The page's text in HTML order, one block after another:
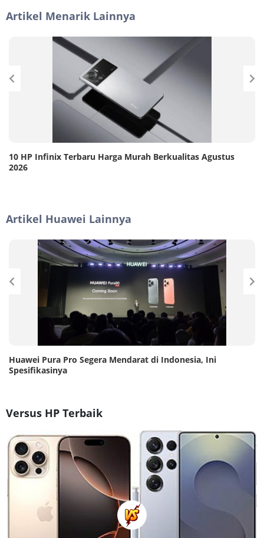
Artikel Menarik Lainnya
10 HP Infinix Terbaru Harga Murah Berkualitas Agustus
2026
Artikel Huawei Lainnya
Huawei Pura Pro Segera Mendarat di Indonesia, Ini
Spesifikasinya
Versus HP Terbaik